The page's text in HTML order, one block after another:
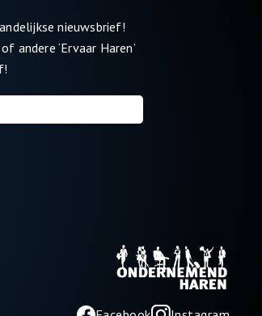
nieuwsbrief!
andere ‘Ervaar Haren’